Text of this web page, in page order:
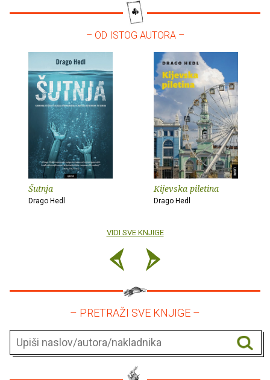
– OD ISTOG AUTORA –
Šutnja
Drago Hedl
Kijevska piletina
Drago Hedl
VIDI SVE KNJIGE
– PRETRAŽI SVE KNJIGE –